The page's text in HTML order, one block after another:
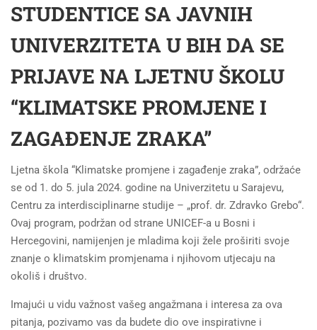
STUDENTICE SA JAVNIH
UNIVERZITETA U BIH DA SE
PRIJAVE NA LJETNU ŠKOLU
“KLIMATSKE PROMJENE I
ZAGAĐENJE ZRAKA”
Ljetna škola “Klimatske promjene i zagađenje zraka”, održaće
se od 1. do 5. jula 2024. godine na Univerzitetu u Sarajevu,
Centru za interdisciplinarne studije – „prof. dr. Zdravko Grebo“.
Ovaj program, podržan od strane UNICEF-a u Bosni i
Hercegovini, namijenjen je mladima koji žele proširiti svoje
znanje o klimatskim promjenama i njihovom utjecaju na
okoliš i društvo.
Imajući u vidu važnost vašeg angažmana i interesa za ova
pitanja, pozivamo vas da budete dio ove inspirativne i